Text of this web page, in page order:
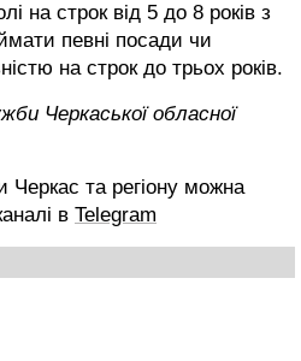
на строк від 5 до 8 років з
певні посади чи
на строк до трьох років.
Черкаської обласної
Черкас та регіону можна
в Telegram